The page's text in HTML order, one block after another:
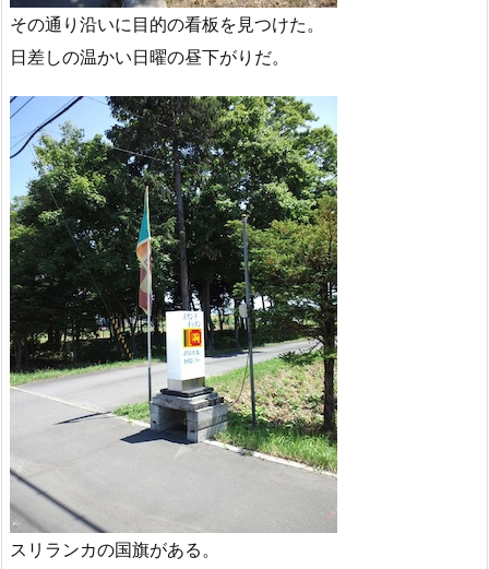
その通り沿いに目的の看板を見つけた。
日差しの温かい日曜の昼下がりだ。
スリランカの国旗がある。